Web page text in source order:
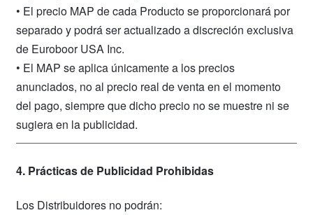
• El precio MAP de cada Producto se proporcionará por
separado y podrá ser actualizado a discreción exclusiva
de Euroboor USA Inc.
• El MAP se aplica únicamente a los precios
anunciados, no al precio real de venta en el momento
del pago, siempre que dicho precio no se muestre ni se
sugiera en la publicidad.
4. Prácticas de Publicidad Prohibidas
Los Distribuidores no podrán: